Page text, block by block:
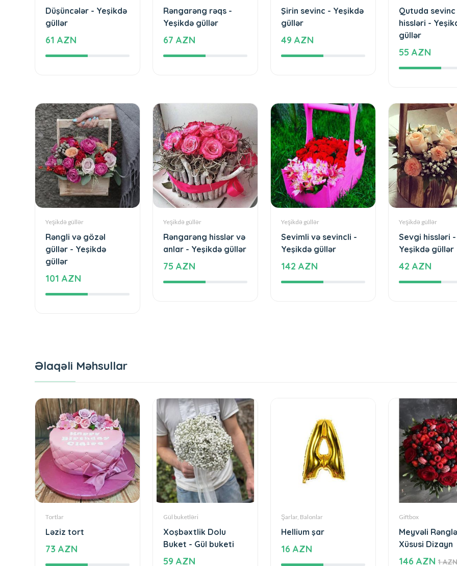
Düşüncələr - Yeşikdə
güllər
61 AZN
Rəngarəng rəqs -
Yeşikdə güllər
67 AZN
Şirin sevinc - Yeşikdə
güllər
49 AZN
Qutuda sevinc
hissləri -
güllər
55 AZN
Yeşikdə güllər
Rəngli və gözəl
güllər - Yeşikdə
güllər
101 AZN
Yeşikdə güllər
Rəngarəng hisslər və
anlar - Yeşikdə güllər
75 AZN
Yeşikdə güllər
Sevimli və sevincli -
Yeşikdə güllər
142 AZN
Yeşikdə güllər
Sevgi hissləri -
Yeşikdə güllər
42 AZN
Əlaqəli Məhsullar
Tortlar
Ləziz tort
73 AZN
Gül buketləri
Xoşbəxtlik Dolu
Buket - Gül buketi
59 AZN
Şarlar, Balonlar
Hellium şar
16 AZN
Giftbox
Meyvəli
Xüsusi Dizayn
146 AZN 1 AZN